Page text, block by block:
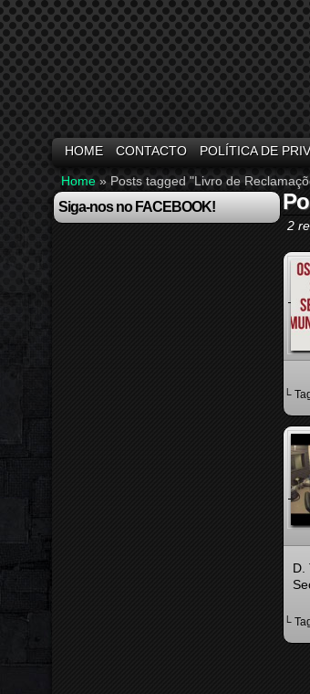
HOME CONTACTO POLÍTICA DE
Home » Posts tagged "Livro de
Siga-nos no FACEBOOK!
2
└
D.
└